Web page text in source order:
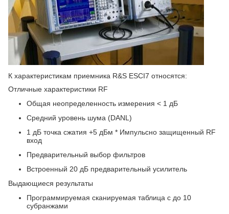
К характеристикам приемника R&S ESCI7 относятся:
Отличные характеристики RF
Общая неопределенность измерения < 1 дБ
Средний уровень шума (DANL)
1 дБ точка сжатия +5 дБм * Импульсно защищенный RF
вход
Предварительный выбор фильтров
Встроенный 20 дБ предварительный усилитель
Выдающиеся результаты
Программируемая сканируемая таблица с до 10
субранжами